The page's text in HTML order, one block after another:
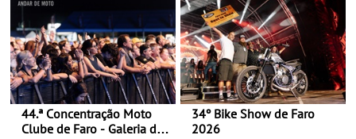
44.ª Concentração Moto
Clube de Faro - Galeria de
34º Bike Show de Faro
2026